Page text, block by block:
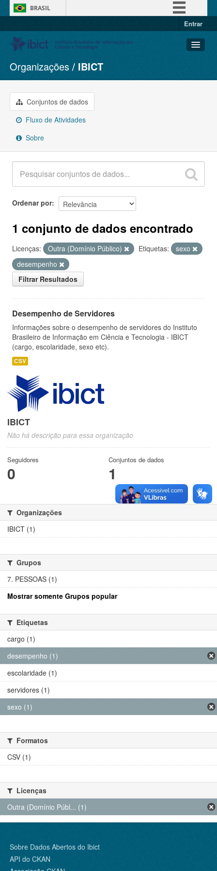
BRASIL
Entrar
Conjuntos de dados
Organizações
Grupos
Sobre
Organizações IBICT
Conjuntos de dados
Fluxo de Atividades
Sobre
Ordenar por
1 conjunto de dados encontrado
Licenças: Outra (Domínio Público) Etiquetas:
sexo
desempenho
Filtrar Resultados
Desempenho de Servidores
Informações sobre o desempenho de servidores do Instituto
Brasileiro de Informação em Ciência e Tecnologia - IBICT
(cargo, escolaridade, sexo etc).
CSV
IBICT
Não há descrição para essa organização
Seguidores
0
Conjuntos de dados
1
Organizações
IBICT (1)
Grupos
7. PESSOAS (1)
Mostrar somente Grupos popular
Etiquetas
cargo (1)
desempenho (1)
escolaridade (1)
servidores (1)
sexo (1)
Formatos
CSV (1)
Licenças
Outra (Domínio Públ... (1)
Sobre Dados Abertos do Ibict
API do CKAN